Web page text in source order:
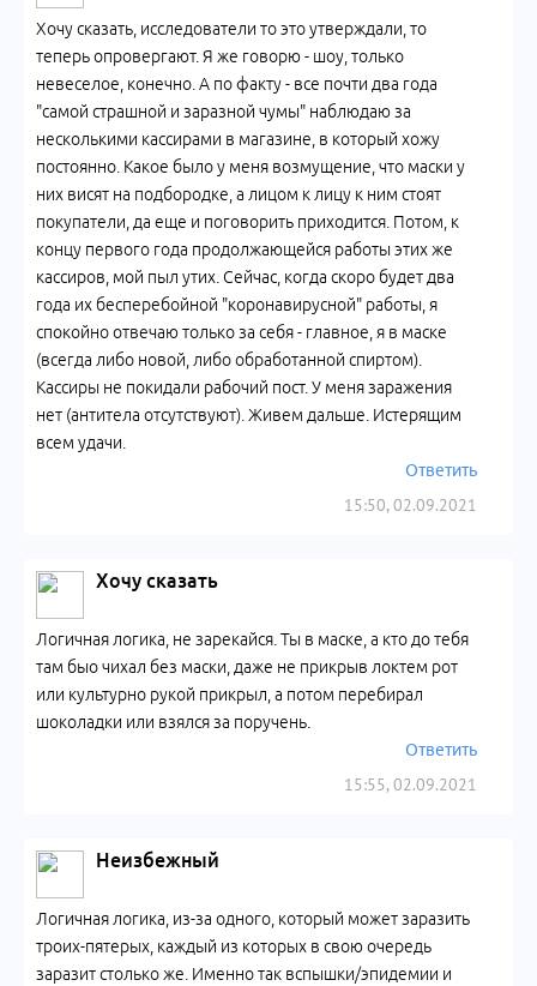
15:50, 02.09.2021
Хочу сказать, исследователи то это утверждали, то
теперь опровергают. Я же говорю - шоу, только
невеселое, конечно. А по факту - все почти два года
"самой страшной и заразной чумы" наблюдаю за
несколькими кассирами в магазине, в который хожу
постоянно. Какое было у меня возмущение, что маски у
них висят на подбородке, а лицом к лицу к ним стоят
покупатели, да еще и поговорить приходится. Потом, к
концу первого года продолжающейся работы этих же
кассиров, мой пыл утих. Сейчас, когда скоро будет два
года их бесперебойной "коронавирусной" работы, я
спокойно отвечаю только за себя - главное, я в маске
(всегда либо новой, либо обработанной спиртом).
Кассиры не покидали рабочий пост. У меня заражения
нет (антитела отсутствуют). Живем дальше. Истерящим
всем удачи.
Ответить
Хочу сказать
15:55, 02.09.2021
Логичная логика, не зарекайся. Ты в маске, а кто до тебя
там быо чихал без маски, даже не прикрыв локтем рот
или культурно рукой прикрыл, а потом перебирал
шоколадки или взялся за поручень.
Ответить
Неизбежный
Логичная логика, из-за одного, который может заразить
троих-пятерых, каждый из которых в свою очередь
заразит столько же. Именно так вспышки/эпидемии и